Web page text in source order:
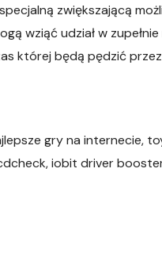
zwiększającą
wziąć udział w
której będą pędzić
gry na internecie,
iobit driver